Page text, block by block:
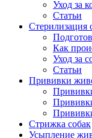
Уход за
Статьи
Стерилизация
Как
Уход за
Статьи
Прививки
Стрижка собак
Усыпление